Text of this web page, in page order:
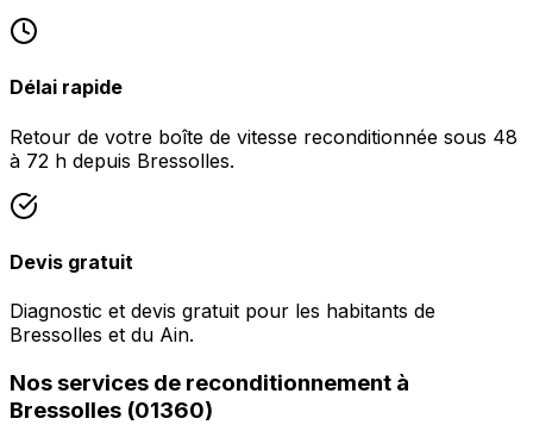
Délai rapide
Retour de votre boîte de vitesse reconditionnée sous 48
à 72 h depuis Bressolles.
Devis gratuit
Diagnostic et devis gratuit pour les habitants de
Bressolles et du Ain.
Nos services de reconditionnement à
Bressolles (01360)